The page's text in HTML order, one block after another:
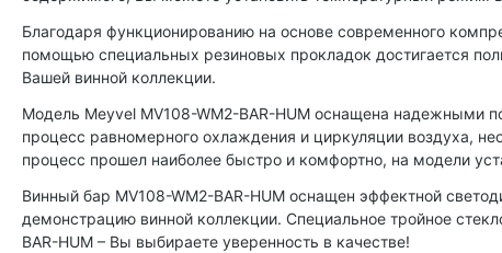
Благодаря функционированию на основе современного
помощью специальных резиновых прокладок достигается
Вашей винной коллекции.
Модель Meyvel MV108-WM2-BAR-HUM оснащена надежными
процесс равномерного охлаждения и циркуляции воздуха,
процесс прошел наиболее быстро и комфортно, на модели
Винный бар MV108-WM2-BAR-HUM оснащен эффектной
демонстрацию винной коллекции. Специальное тройное
BAR-HUM – Вы выбираете уверенность в качестве!